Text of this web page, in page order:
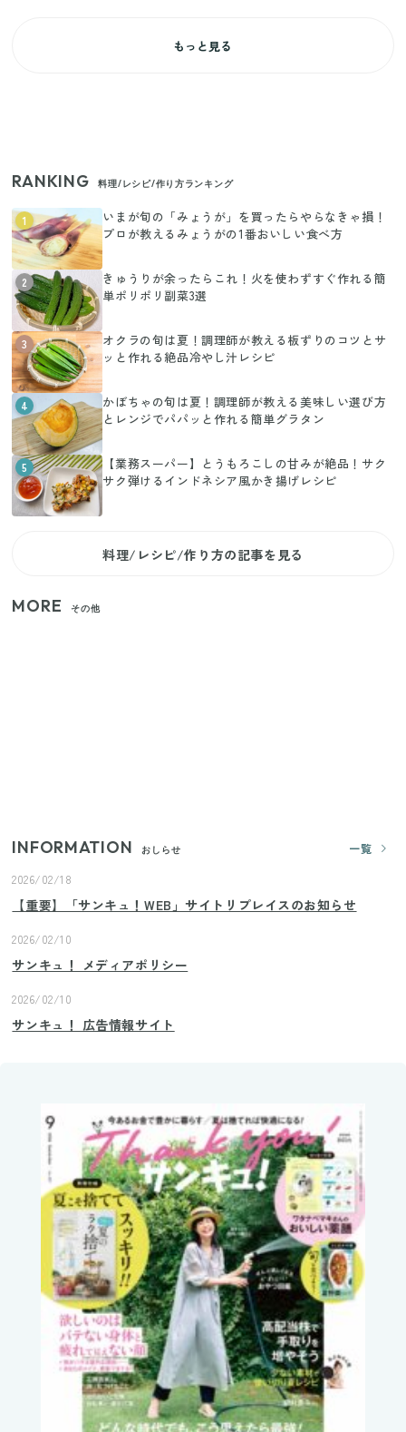
もっと見る
RANKING 料理/レシピ/作り方ランキング
1
いまが旬の「みょうが」を買ったらやらなきゃ損！
プロが教えるみょうがの1番おいしい食べ方
2
きゅうりが余ったらこれ！火を使わずすぐ作れる簡
単ポリポリ副菜3選
3
オクラの旬は夏！調理師が教える板ずりのコツとサ
ッと作れる絶品冷やし汁レシピ
4
かぼちゃの旬は夏！調理師が教える美味しい選び方
とレンジでパパッと作れる簡単グラタン
5
【業務スーパー】とうもろこしの甘みが絶品！サク
サク弾けるインドネシア風かき揚げレシピ
料理/レシピ/作り方の記事を見る
MORE その他
INFORMATION おしらせ
一覧
2026/02/18
【重要】「サンキュ！WEB」サイトリプレイスのお知らせ
2026/02/10
サンキュ！ メディアポリシー
2026/02/10
サンキュ！ 広告情報サイト